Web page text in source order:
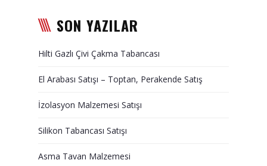
BİZE ULAŞINSON YAZILAR
Hilti Gazlı Çivi Çakma Tabancası
El Arabası Satışı – Toptan, Perakende Satış
İzolasyon Malzemesi Satışı
Silikon Tabancası Satışı
Asma Tavan Malzemesi